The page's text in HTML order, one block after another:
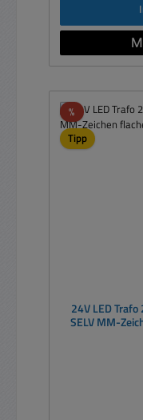
%Rabatt
Tipp
24V LED
SELV MM-